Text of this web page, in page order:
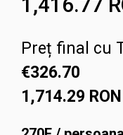
Preț final cu
€326.70
1,714.29 RON